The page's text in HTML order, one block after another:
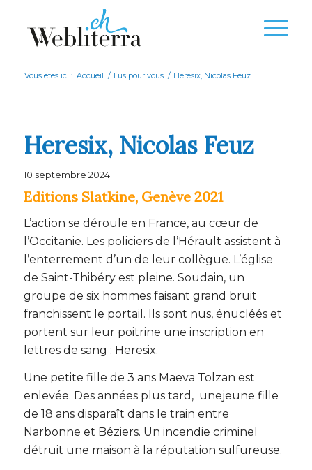
Vous êtes ici : Accueil / Lus pour vous / Heresix, Nicolas Feuz
Heresix, Nicolas Feuz
10 septembre 2024
Editions Slatkine, Genève 2021
L’action se déroule en France, au cœur de
l’Occitanie. Les policiers de l’Hérault assistent à
l’enterrement d’un de leur collègue. L’église
de Saint-Thibéry est pleine. Soudain, un
groupe de six hommes faisant grand bruit
franchissent le portail. Ils sont nus, énucléés et
portent sur leur poitrine une inscription en
lettres de sang : Heresix.
Une petite fille de 3 ans Maeva Tolzan est
enlevée. Des années plus tard, unejeune fille
de 18 ans disparaît dans le train entre
Narbonne et Béziers. Un incendie criminel
détruit une maison à la réputation sulfureuse.